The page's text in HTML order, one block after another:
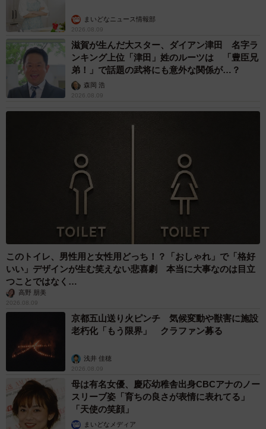
まいどなニュース情報部
2026.08.09
滋賀が生んだ大スター、ダイアン津田 名字ラ
ンキング上位「津田」姓のルーツは 「豊臣兄
弟！」で話題の武将にも意外な関係が…？
森岡 浩
2026.08.09
このトイレ、男性用と女性用どっち！？「おしゃれ」で「格好
いい」デザインが生む笑えない悲喜劇 本当に大事なのは目立
つことではなく…
高野 朋美
2026.08.09
京都五山送り火ピンチ 気候変動や獣害に施設
老朽化「もう限界」 クラファン募る
浅井 佳穂
2026.08.09
母は有名女優、慶応幼稚舎出身CBCアナのノー
スリーブ姿「育ちの良さが表情に表れてる」
「天使の笑顔」
まいどなメディア